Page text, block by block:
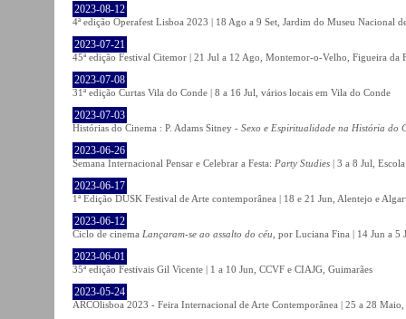
2023-08-12
4ª edição Operafest Lisboa 2023 | 18 Ago a 9 Set, Jardim do Museu Nacional
2023-07-21
45ª edição Festival Citemor | 21 Jul a 12 Ago, Montemor-o-Velho, Figueira da
2023-07-08
31ª edição Curtas Vila do Conde | 8 a 16 Jul, vários locais em Vila do Conde
2023-07-03
Histórias do Cinema : P. Adams Sitney - Sexo e Espiritualidade na História do
2023-06-26
Semana Internacional Pensar e Celebrar a Festa: Party Studies | 3 a 8 Jul,
2023-06-17
1ª Edição DUSK Festival de Arte contemporânea | 18 e 21 Jun, Alentejo e
2023-06-12
Ciclo de cinema Lançaram-se ao assalto do céu , por Luciana Fina | 14 Jun a 5
2023-06-01
35ª edição Festivais Gil Vicente | 1 a 10 Jun, CCVF e CIAJG, Guimarães
2023-05-24
ARCOlisboa 2023 - Feira Internacional de Arte Contemporânea | 25 a 28